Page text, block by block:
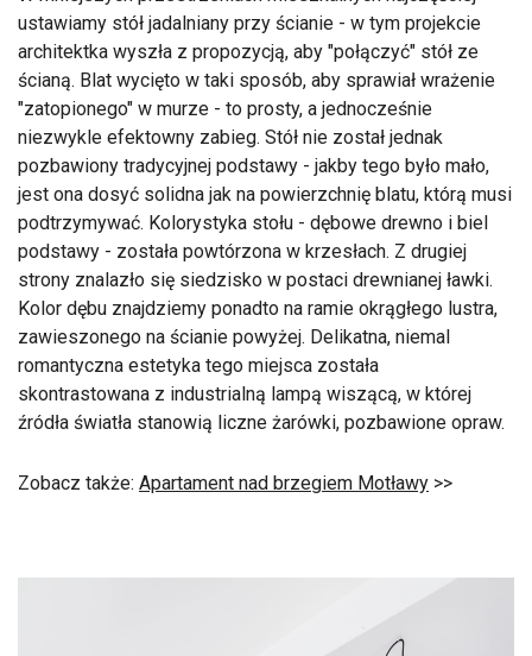
ustawiamy stół jadalniany przy ścianie - w tym projekcie
architektka wyszła z propozycją, aby "połączyć" stół ze
ścianą. Blat wycięto w taki sposób, aby sprawiał wrażenie
"zatopionego" w murze - to prosty, a jednocześnie
niezwykle efektowny zabieg. Stół nie został jednak
pozbawiony tradycyjnej podstawy - jakby tego było mało,
jest ona dosyć solidna jak na powierzchnię blatu, którą musi
podtrzymywać. Kolorystyka stołu - dębowe drewno i biel
podstawy - została powtórzona w krzesłach. Z drugiej
strony znalazło się siedzisko w postaci drewnianej ławki.
Kolor dębu znajdziemy ponadto na ramie okrągłego lustra,
zawieszonego na ścianie powyżej. Delikatna, niemal
romantyczna estetyka tego miejsca została
skontrastowana z industrialną lampą wiszącą, w której
źródła światła stanowią liczne żarówki, pozbawione opraw.
Zobacz także: Apartament nad brzegiem Motławy >>